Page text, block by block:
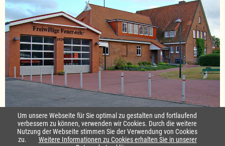
Standort Sterley
Startseite|Kontakt
Um unsere Webseite für Sie optimal zu gestalten und fortlaufend
verbessern zu können, verwenden wir Cookies. Durch die weitere
Nutzung der Webseite stimmen Sie der Verwendung von Cookies
zu.
Weitere Informationen zu Cookies erhalten Sie in unserer